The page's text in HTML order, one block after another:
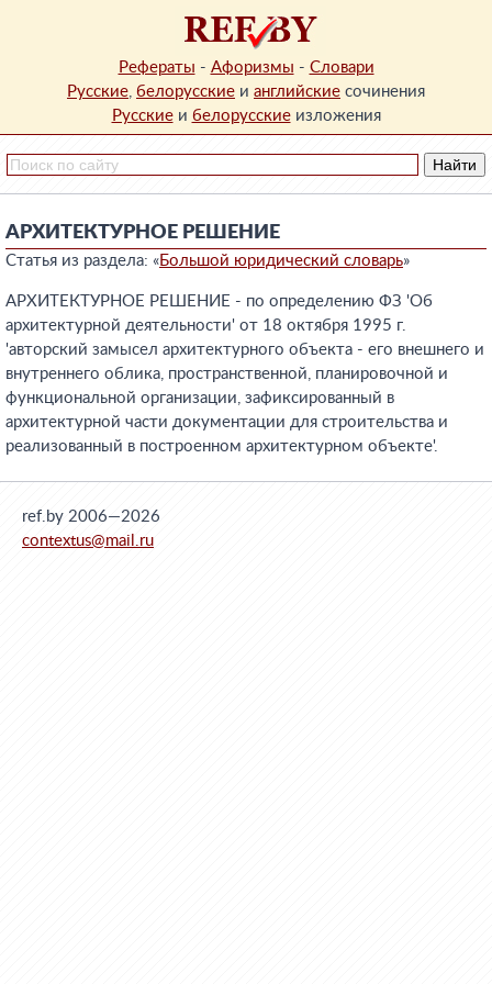
Рефераты - Афоризмы - Словари
Русские, белорусские и английские сочинения
Русскиеи белорусскиеизложения
АРХИТЕКТУРНОЕ РЕШЕНИЕ
Статья из раздела: «Большой юридический словарь»
АРХИТЕКТУРНОЕ РЕШЕНИЕ - по определению ФЗ 'Об
архитектурной деятельности' от 18 октября 1995 г.
'авторский замысел архитектурного объекта - его внешнего и
внутреннего облика, пространственной, планировочной и
функциональной организации, зафиксированный в
архитектурной части документации для строительства и
реализованный в построенном архитектурном объекте'.
ref.by 2006—2026
contextus@mail.ru